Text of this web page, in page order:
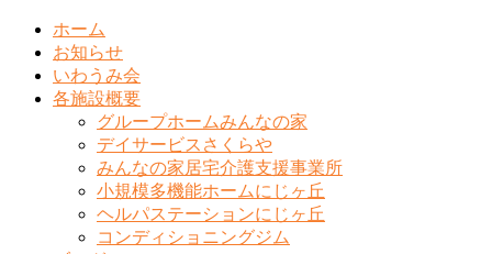
ホーム
お知らせ
いわうみ会
各施設概要
グループホームみんなの家
デイサービスさくらや
みんなの家居宅介護支援事業所
小規模多機能ホームにじヶ丘
ヘルパステーションにじヶ丘
コンディショニングジム